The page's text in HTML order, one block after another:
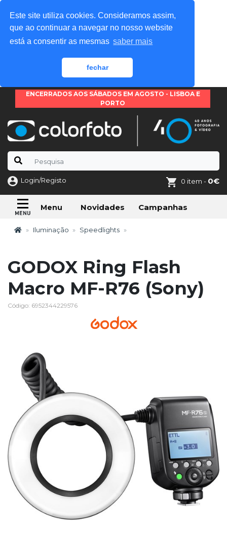
Este site utiliza cookies. Consideramos assim,
que ao continuar a navegar no nosso website
está a consentir as mesmas saber mais
fechar
ENCERRADOS AOS SÁBADOS EM AGOSTO - LISBOA E
PORTO
Login/Registo 0 item - 0€
Menu Novidades Campanhas
Iluminação Speedlights
GODOX Ring Flash
Macro MF-R76 (Sony)
Código: 6952344229576